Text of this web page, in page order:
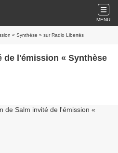
MENU
« Synthèse » sur Radio Libertés
de l'émission « Synthèse